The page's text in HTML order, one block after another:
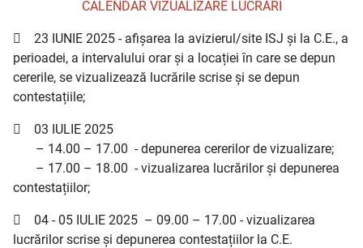
CALENDAR VIZUALIZARE LUCRĂRI
 23 IUNIE 2025 - afișarea la avizierul/site ISJ și la C.E., a
perioadei, a intervalului orar și a locației în care se depun
cererile, se vizualizează lucrările scrise și se depun
contestațiile;
 03 IULIE 2025
– 14.00 – 17.00 - depunerea cererilor de vizualizare;
– 17.00 – 18.00 - vizualizarea lucrărilor și depunerea
contestațiilor;
 04 - 05 IULIE 2025 – 09.00 – 17.00 - vizualizarea
lucrărilor scrise și depunerea contestațiilor la C.E.